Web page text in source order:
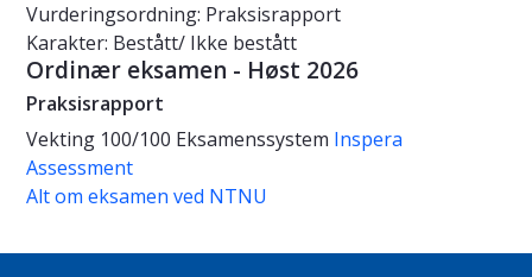
Vurderingsordning: Praksisrapport
Karakter: Bestått/ Ikke bestått
Ordinær eksamen - Høst 2026
Praksisrapport
Vekting 100/100 Eksamenssystem Inspera
Assessment
Alt om eksamen ved NTNU